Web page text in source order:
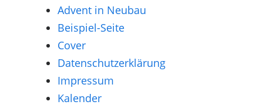
Advent in Neubau
Beispiel-Seite
Cover
Datenschutzerklärung
Impressum
Kalender